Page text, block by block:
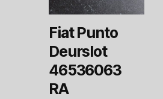
Fiat Punto
Deurslot
46536063
RA